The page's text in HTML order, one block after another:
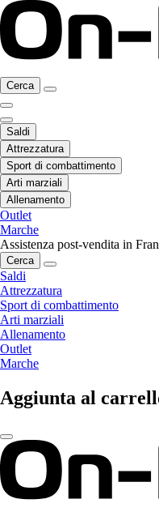
Cerca
Saldi
Attrezzatura
Sport di combattimento
Arti marziali
Allenamento
Outlet
Marche
Assistenza post-vendita in
Cerca
Saldi
Attrezzatura
Sport di combattimento
Arti marziali
Allenamento
Outlet
Marche
Aggiunta al